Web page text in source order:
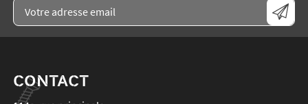
CONTACT